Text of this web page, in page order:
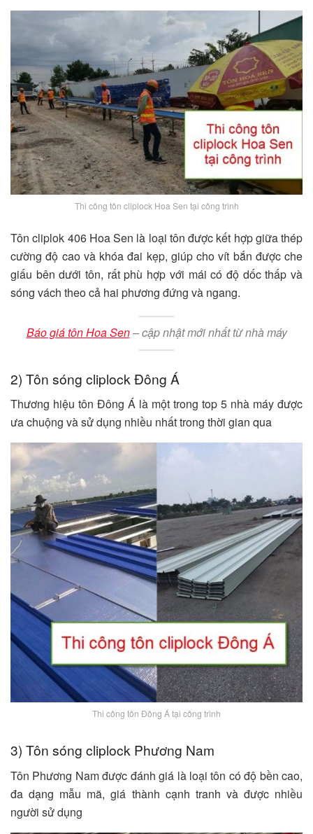
Thi công tôn cliplock Hoa Sen tại công trình
Tôn cliplok 406 Hoa Sen là loại tôn được kết hợp giữa thép
cường độ cao và khóa đai kẹp, giúp cho vít bắn được che
giấu bên dưới tôn, rất phù hợp với mái có độ dốc thấp và
sóng vách theo cả hai phương đứng và ngang.
Báo giá tôn Hoa Sen– cập nhật mới nhất từ nhà máy
2) Tôn sóng cliplock Đông Á
Thương hiệu tôn Đông Á là một trong top 5 nhà máy được
ưa chuộng và sử dụng nhiều nhất trong thời gian qua
Thi công tôn Đông Á tại công trình
3) Tôn sóng cliplock Phương Nam
Tôn Phương Nam được đánh giá là loại tôn có độ bền cao,
đa dạng mẫu mã, giá thành cạnh tranh và được nhiều
người sử dụng